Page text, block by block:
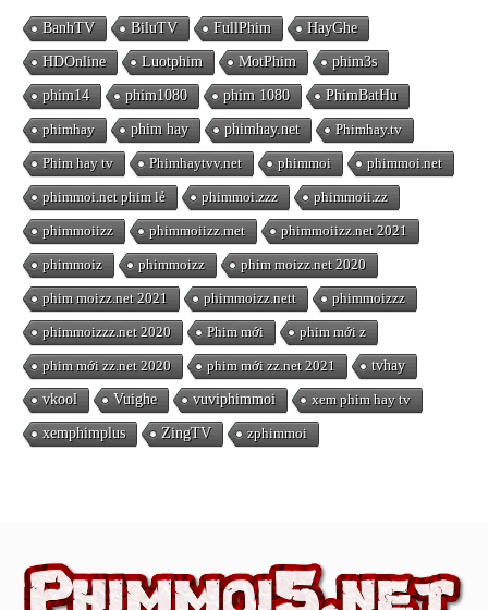
BanhTV BiluTV FullPhim HayGhe
HDOnline Luotphim MotPhim phim3s
phim14 phim1080 phim 1080 PhimBatHu
phimhay phim hay phimhay.net Phimhay.tv
Phim hay tv Phimhaytvv.net phimmoi phimmoi.net
phimmoi.net phim lẻ phimmoi.zzz phimmoii.zz
phimmoiizz phimmoiizz.met phimmoiizz.net 2021
phimmoiz phimmoizz phim moizz.net 2020
phim moizz.net 2021 phimmoizz.nett phimmoizzz
phimmoizzz.net 2020 Phim mới phim mới z
phim mới zz.net 2020 phim mới zz.net 2021 tvhay
vkool Vuighe vuviphimmoi xem phim hay tv
xemphimplus ZingTV zphimmoi